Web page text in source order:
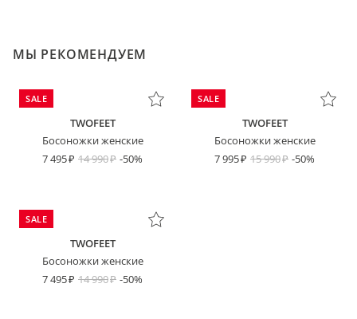
МЫ РЕКОМЕНДУЕМ
SALE
TWOFEET
Босоножки женские
7 495
14 990 -50%
SALE
TWOFEET
Босоножки женские
7 995
15 990 -50%
SALE
TWOFEET
Босоножки женские
7 495
14 990 -50%